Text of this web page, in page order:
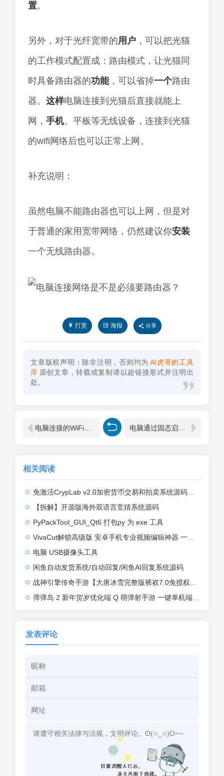
置。
另外，对于光纤宽带的用户 ，可以把光猫
的工作模式配置成：路由模式，让光猫同
时具备路由器的功能，可以省掉一个路由
器。 这样电脑连接到光猫后直接就能上
网， 手机、平板等无线设备，连接到光猫
的wifi网络后也可以正常上网。
补充说明：
虽然电脑不能路由器也可以上网，但是对
于普通的家用宽带网络，仍然建议你安装
一个无线路由器。
打赏 海报 分享
文章版权声明：除非注明，否则均为 AI虎哥的工具
库 原创文章，转载或复制请以超链接形式并注明出
处。
相关阅读
免激活CrypLab v2.0加密货币交易和拍卖系统源码，前台新增中文后台全部汉化
【拆解】开源版海外双语言竞猜系统源码
PyPackTool_GUI_Qt6 打包py 为 exe 工具
VivaCut解锁高级版 安卓手机专业视频编辑神器 一键式AI加持
电脑 USB摄像头工具
闲鱼自动发货系统/自动回复/闲鱼AI回复系统源码
战神引擎传奇手游【大唐冰雪完整版裤衩7.0免授权】2026整理特色服务端+寒冬之城+万象古城+天威大陆+大唐盛世【站长亲测】
弹弹岛 2 新年贺岁优化端 Q 萌弹射手游 一键单机端 + Linux 手工端 + GM 后台 + 安卓 iOS 双端带教程
发表评论